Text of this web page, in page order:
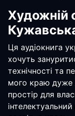
Художній
Ця аудіокнига
хочуть
технічності та
мого краю дуже
простір для